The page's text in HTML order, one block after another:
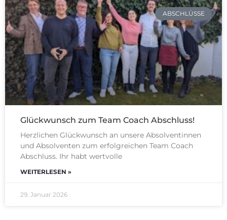
ABSCHLÜSSE
Glückwunsch zum Team Coach Abschluss!
Herzlichen Glückwunsch an unsere Absolventinnen
und Absolventen zum erfolgreichen Team Coach
Abschluss. Ihr habt wertvolle
WEITERLESEN »
29. Januar 2026